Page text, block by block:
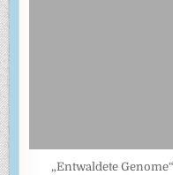
„Entwaldete